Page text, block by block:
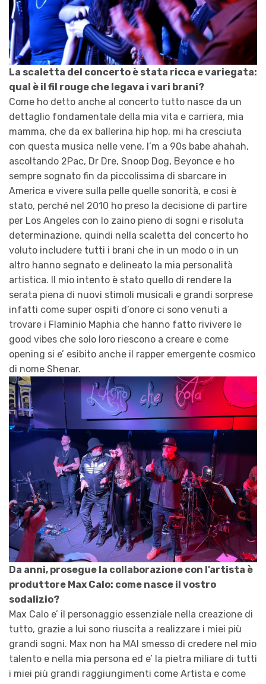
La scaletta del concerto è stata ricca e variegata:
qual è il fil rouge che legava i vari brani?
Come ho detto anche al concerto tutto nasce da un
dettaglio fondamentale della mia vita e carriera, mia
mamma, che da ex ballerina hip hop, mi ha cresciuta
con questa musica nelle vene, I’m a 90s babe ahahah,
ascoltando 2Pac, Dr Dre, Snoop Dog, Beyonce e ho
sempre sognato fin da piccolissima di sbarcare in
America e vivere sulla pelle quelle sonorità, e cosi è
stato, perché nel 2010 ho preso la decisione di partire
per Los Angeles con lo zaino pieno di sogni e risoluta
determinazione, quindi nella scaletta del concerto ho
voluto includere tutti i brani che in un modo o in un
altro hanno segnato e delineato la mia personalità
artistica. Il mio intento è stato quello di rendere la
serata piena di nuovi stimoli musicali e grandi sorprese
infatti come super ospiti d’onore ci sono venuti a
trovare i Flaminio Maphia che hanno fatto rivivere le
good vibes che solo loro riescono a creare e come
opening si e’ esibito anche il rapper emergente cosmico
di nome Shenar.
Da anni, prosegue la collaborazione con l’artista è
produttore Max Calo: come nasce il vostro
sodalizio?
Max Calo e’ il personaggio essenziale nella creazione di
tutto, grazie a lui sono riuscita a realizzare i miei più
grandi sogni. Max non ha MAI smesso di credere nel mio
talento e nella mia persona ed e’ la pietra miliare di tutti
i miei più grandi raggiungimenti come Artista e come